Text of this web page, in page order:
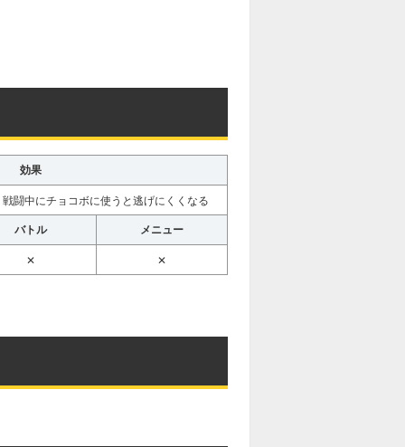
効果
闘中にチョコボに使うと逃げにくくなる
バトル メニュー
✕ ✕